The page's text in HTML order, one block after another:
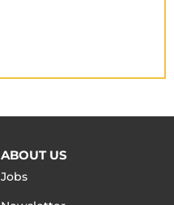
ABOUT US
Jobs